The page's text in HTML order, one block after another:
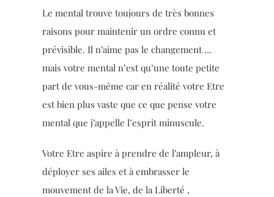
Le mental trouve toujours de très bonnes
raisons pour maintenir un ordre connu et
prévisible. Il n’aime pas le changement …
mais votre mental n’est qu’une toute petite
part de vous-même car en réalité votre Etre
est bien plus vaste que ce que pense votre
mental que j’appelle l’esprit minuscule.
Votre Etre aspire à prendre de l’ampleur, à
déployer ses ailes et à embrasser le
mouvement de la Vie, de la Liberté ,